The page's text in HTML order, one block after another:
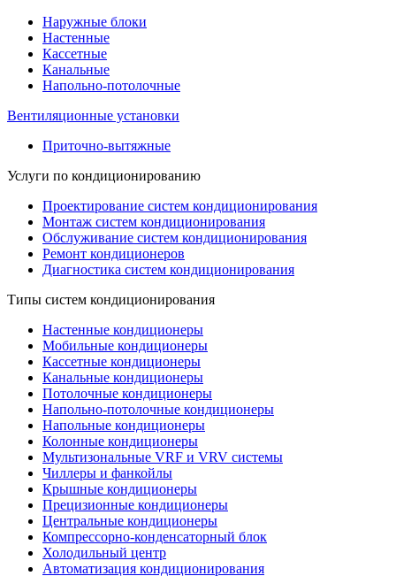
Наружные блоки
Настенные
Кассетные
Канальные
Напольно-потолочные
Вентиляционные установки
Приточно-вытяжные
Услуги по кондиционированию
Проектирование систем кондиционирования
Монтаж систем кондиционирования
Обслуживание систем кондиционирования
Ремонт кондиционеров
Диагностика систем кондиционирования
Типы систем кондиционирования
Настенные кондиционеры
Мобильные кондиционеры
Кассетные кондиционеры
Канальные кондиционеры
Потолочные кондиционеры
Напольно-потолочные кондиционеры
Напольные кондиционеры
Колонные кондиционеры
Мультизональные VRF и VRV системы
Чиллеры и фанкойлы
Крышные кондиционеры
Прецизионные кондиционеры
Центральные кондиционеры
Компрессорно-конденсаторный блок
Холодильный центр
Автоматизация кондиционирования